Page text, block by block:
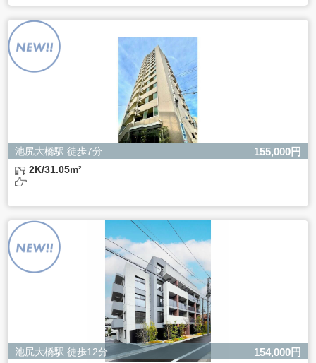
よるものです。
ただし、必要な項目をいただけない場合、適切な対応がで
きない場合があります。
池尻大橋駅 徒歩7分 155,000円
2K/31.05m²
池尻大橋駅 徒歩12分 154,000円